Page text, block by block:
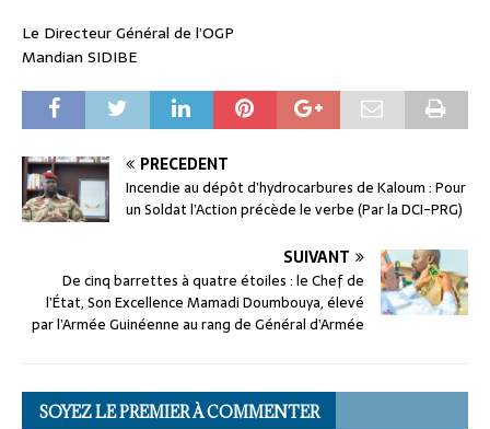
Le Directeur Général de l’OGP
Mandian SIDIBE
PRÉCÉDENT
Incendie au dépôt d’hydrocarbures de Kaloum : Pour
un Soldat l’Action précède le verbe (Par la DCI-PRG)
SUIVANT
De cinq barrettes à quatre étoiles : le Chef de
l’État, Son Excellence Mamadi Doumbouya, élevé
par l’Armée Guinéenne au rang de Général d’Armée
SOYEZ LE PREMIER À COMMENTER